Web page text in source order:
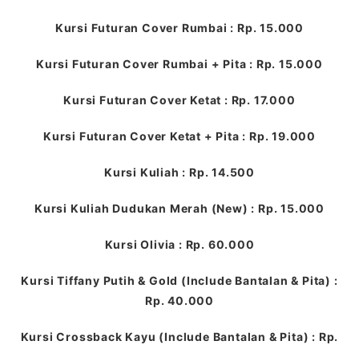
Kursi Futuran Cover Rumbai : Rp. 15.000
Kursi Futuran Cover Rumbai + Pita : Rp. 15.000
Kursi Futuran Cover Ketat : Rp. 17.000
Kursi Futuran Cover Ketat + Pita : Rp. 19.000
Kursi Kuliah : Rp. 14.500
Kursi Kuliah Dudukan Merah (New) : Rp. 15.000
Kursi Olivia : Rp. 60.000
Kursi Tiffany Putih & Gold (Include Bantalan & Pita) :
Rp. 40.000
Kursi Crossback Kayu (Include Bantalan & Pita) : Rp.